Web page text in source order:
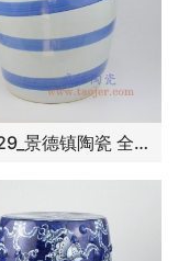
RZMV29_景德镇陶瓷 全手工 青花 条纹 圆凳 凉墩